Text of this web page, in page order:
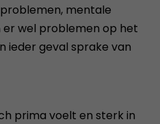
mentale
er wel problemen op het
ieder geval sprake van
prima voelt en sterk in